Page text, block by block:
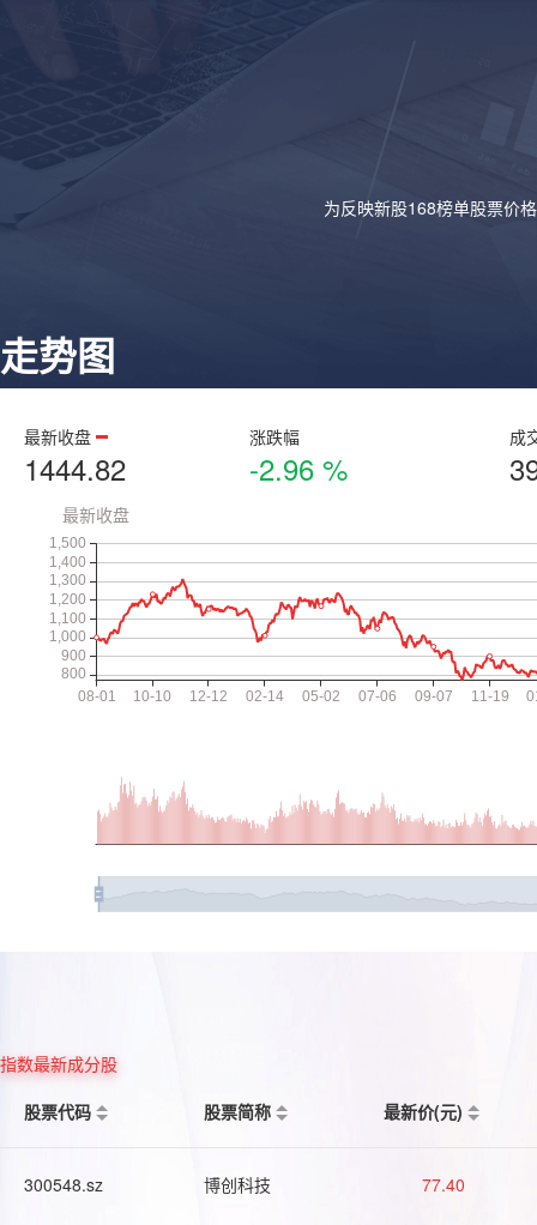
为反映新股168榜单股票价
走势图
最新收盘
1444.82
涨跌幅
-2.96 %
成
指数最新成分股
股票代码
股票简称 最新价(元)
300548.sz 博创科技 77.40